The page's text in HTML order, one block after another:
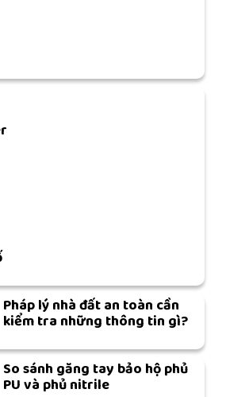
Pháp lý nhà đất an toàn cần
kiểm tra những thông tin gì?
So sánh găng tay bảo hộ phủ
PU và phủ nitrile